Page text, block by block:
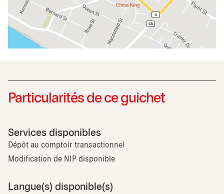
Particularités de ce guichet
Services disponibles
Dépôt au comptoir transactionnel
Modification de NIP disponible
Langue(s) disponible(s)